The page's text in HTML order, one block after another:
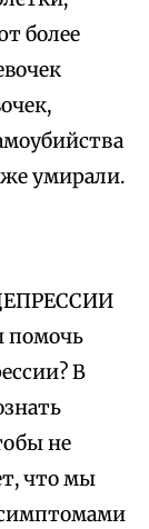
более
умирали.
помочь
В
не
что мы